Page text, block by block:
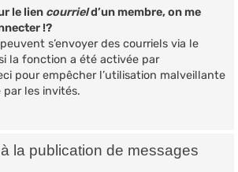
le lien courrield’un membre, on me
!?
s’envoyer des courriels via le
la fonction a été activée par
pour empêcher l’utilisation malveillante
les invités.
la publication de messages